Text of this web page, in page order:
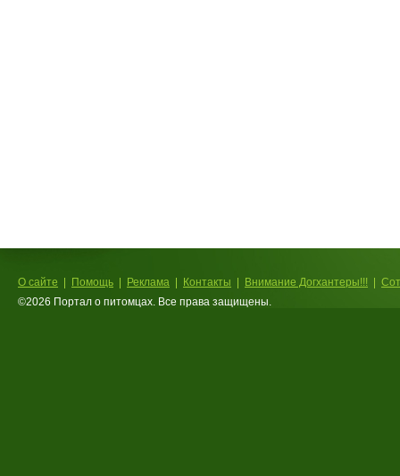
О сайте Помощь Реклама Контакты Внимание Догхантеры!!!
©2026 Портал о питомцах. Все права защищены.